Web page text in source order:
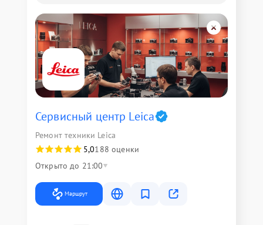
Сервисный центр Leica
Ремонт техники Leica
5,0188 оценки
Открыто до 21:00
Маршрут